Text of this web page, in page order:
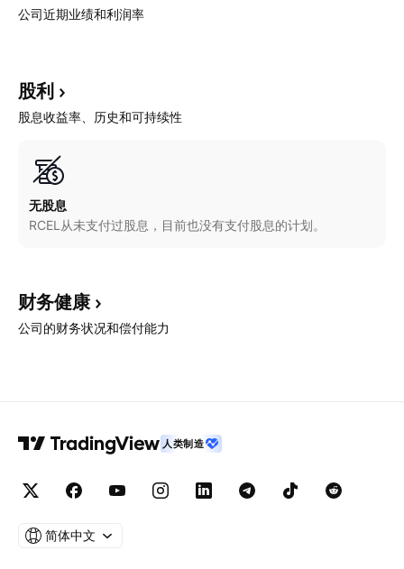
公司近期业绩和利润率
股利
股息收益率、历史和可持续性
无股息
RCEL从未支付过股息，目前也没有支付股息的计划。
财务健康
公司的财务状况和偿付能力
人类制造
简体中文